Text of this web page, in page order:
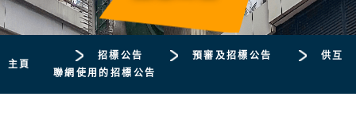
主頁
招標公告 預審及招標公告
供互
聯網使用的招標公告